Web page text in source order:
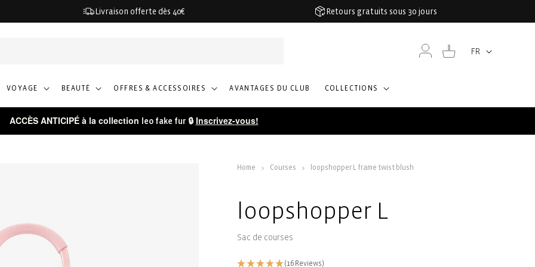
Livraison offerte dès 40€ Retours gratuits sous 30 jours
VOYAGE BEAUTÉ OFFRES & ACCESSOIRES AVANTAGES DU CLUB COLLECTIONS
Langue
FR
ConnexionPanier
ACCÈS ANTICIPÉ à la collection leo fake fur🔒 Inscrivez-vous!
Home Courses loopshopper L frame twist blush
loopshopper L
Sac de courses
(16 Reviews)